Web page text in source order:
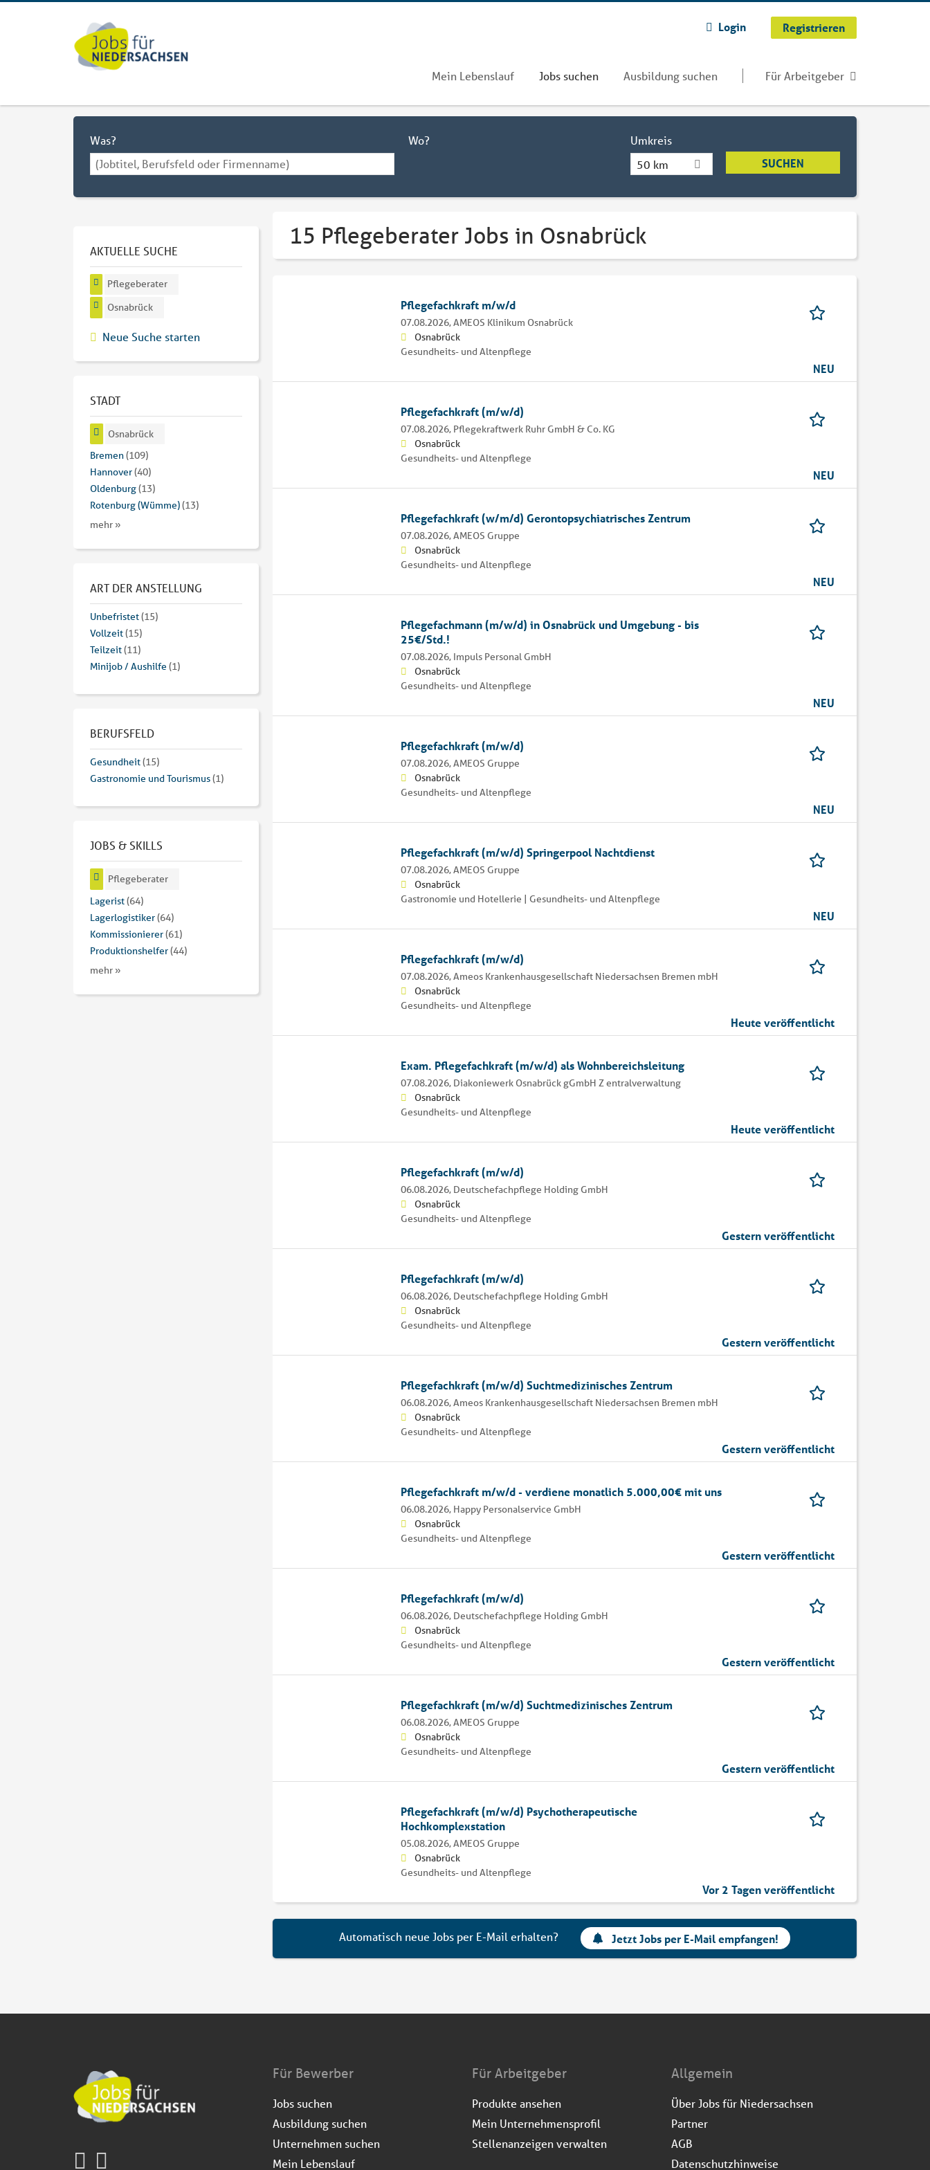
Login Registrieren
Mein Lebenslauf Jobs suchen Ausbildung suchen Für Arbeitgeber
Was? Wo?
Umkreis
50 km
15 Pflegeberater Jobs in Osnabrück
Pflegefachkraft m/w/d
07.08.2026,AMEOS Klinikum Osnabrück
Osnabrück
Gesundheits- und Altenpflege
NEU
Pflegefachkraft (m/w/d)
07.08.2026, Pflegekraftwerk Ruhr GmbH & Co. KG
Osnabrück
Gesundheits- und Altenpflege
NEU
Pflegefachkraft (w/m/d) Gerontopsychiatrisches Zentrum
07.08.2026,AMEOS Gruppe
Osnabrück
Gesundheits- und Altenpflege
NEU
Pflegefachmann (m/w/d) in Osnabrück und Umgebung - bis
25€/Std.!
07.08.2026, Impuls Personal GmbH
Osnabrück
Gesundheits- und Altenpflege
NEU
Pflegefachkraft (m/w/d)
07.08.2026,AMEOS Gruppe
Osnabrück
Gesundheits- und Altenpflege
NEU
Pflegefachkraft (m/w/d) Springerpool Nachtdienst
07.08.2026,AMEOS Gruppe
Osnabrück
Gastronomie und Hotellerie | Gesundheits- und Altenpflege
NEU
Pflegefachkraft (m/w/d)
07.08.2026,Ameos Krankenhausgesellschaft Niedersachsen Bremen mbH
Osnabrück
Gesundheits- und Altenpflege
Heute veröffentlicht
Exam. Pflegefachkraft (m/w/d) als Wohnbereichsleitung
07.08.2026, Diakoniewerk Osnabrück gGmbH Z entralverwaltung
Osnabrück
Gesundheits- und Altenpflege
Heute veröffentlicht
Pflegefachkraft (m/w/d)
06.08.2026, Deutschefachpflege Holding GmbH
Osnabrück
Gesundheits- und Altenpflege
Gestern veröffentlicht
Pflegefachkraft (m/w/d)
06.08.2026, Deutschefachpflege Holding GmbH
Osnabrück
Gesundheits- und Altenpflege
Gestern veröffentlicht
Pflegefachkraft (m/w/d) Suchtmedizinisches Zentrum
06.08.2026,Ameos Krankenhausgesellschaft Niedersachsen Bremen mbH
Osnabrück
Gesundheits- und Altenpflege
Gestern veröffentlicht
Pflegefachkraft m/w/d - verdiene monatlich 5.000,00€ mit uns
06.08.2026, Happy Personalservice GmbH
Osnabrück
Gesundheits- und Altenpflege
Gestern veröffentlicht
Pflegefachkraft (m/w/d)
06.08.2026, Deutschefachpflege Holding GmbH
Osnabrück
Gesundheits- und Altenpflege
Gestern veröffentlicht
Pflegefachkraft (m/w/d) Suchtmedizinisches Zentrum
06.08.2026,AMEOS Gruppe
Osnabrück
Gesundheits- und Altenpflege
Gestern veröffentlicht
Pflegefachkraft (m/w/d) Psychotherapeutische
Hochkomplexstation
05.08.2026,AMEOS Gruppe
Osnabrück
Gesundheits- und Altenpflege
Vor 2 Tagen veröffentlicht
Automatisch neue Jobs per E-Mail erhalten? Jetzt Jobs per E-Mail empfangen!
AKTUELLE SUCHE
Pflegeberater
Osnabrück
Neue Suche starten
STADT
Osnabrück
Bremen(109)
Hannover(40)
Oldenburg(13)
Rotenburg (Wümme)(13)
mehr »
ART DER ANSTELLUNG
Unbefristet(15)
Vollzeit(15)
Teilzeit(11)
Minijob / Aushilfe (1)
BERUFSFELD
Gesundheit(15)
Gastronomie und Tourismus(1)
JOBS & SKILLS
Pflegeberater
Lagerist(64)
Lagerlogistiker(64)
Kommissionierer(61)
Produktionshelfer(44)
mehr »
Für Bewerber
Jobs suchen
Ausbildung suchen
Unternehmen suchen
Mein Lebenslauf
Für Arbeitgeber
Produkte ansehen
Mein Unternehmensprofil
Stellenanzeigen verwalten
Allgemein
Über Jobs für Niedersachsen
Partner
AGB
Datenschutzhinweise